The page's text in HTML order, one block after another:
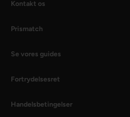
Kontakt os
Prismatch
Se vores guides
Fortrydelsesret
Handelsbetingelser